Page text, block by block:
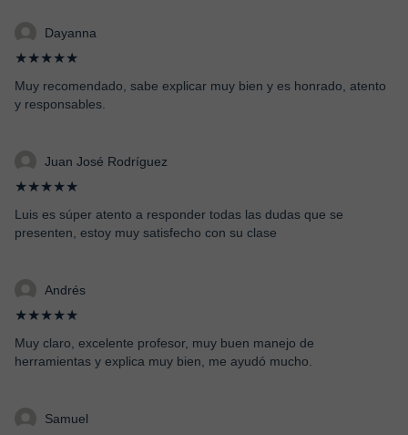
Dayanna
★★★★★
Muy recomendado, sabe explicar muy bien y es honrado, atento
y responsables.
Juan José Rodríguez
★★★★★
Luis es súper atento a responder todas las dudas que se
presenten, estoy muy satisfecho con su clase
Andrés
★★★★★
Muy claro, excelente profesor, muy buen manejo de
herramientas y explica muy bien, me ayudó mucho.
Samuel